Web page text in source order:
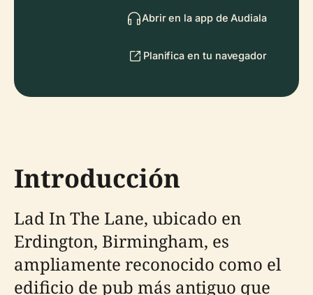
Abrir en la app de Audiala
Planifica en tu navegador
Introducción
Lad In The Lane, ubicado en
Erdington, Birmingham, es
ampliamente reconocido como el
edificio de pub más antiguo que